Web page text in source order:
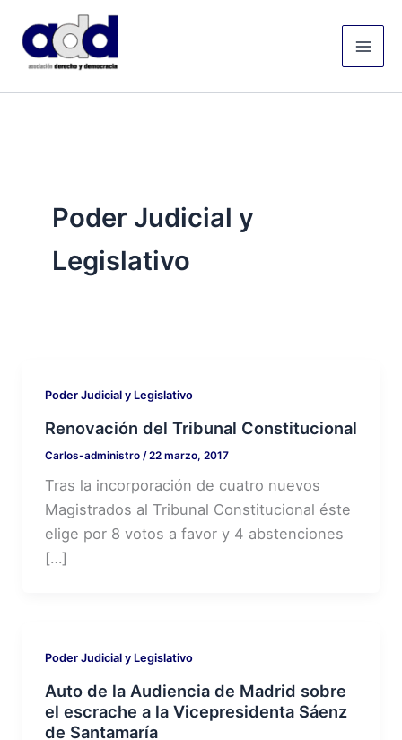
contenido
Poder Judicial y
Legislativo
Poder Judicial y Legislativo
Renovación del Tribunal Constitucional
Carlos-administro /22 marzo, 2017
Tras la incorporación de cuatro nuevos
Magistrados al Tribunal Constitucional éste
elige por 8 votos a favor y 4 abstenciones
[…]
Poder Judicial y Legislativo
Auto de la Audiencia de Madrid sobre
el escrache a la Vicepresidenta Sáenz
de Santamaría